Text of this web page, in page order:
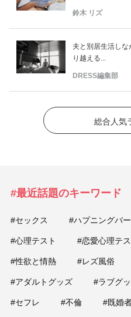
鈴木 リズ
夫と別居生活し
り越える...
DRESS編集部
総合人気
#最近話題のキーワード
#セックス #ハプニングバー
#心理テスト #恋愛心理テス
#性欲と情熱 #レズ風俗
#アダルトグッズ #ラブグ
#セフレ #不倫 #既婚